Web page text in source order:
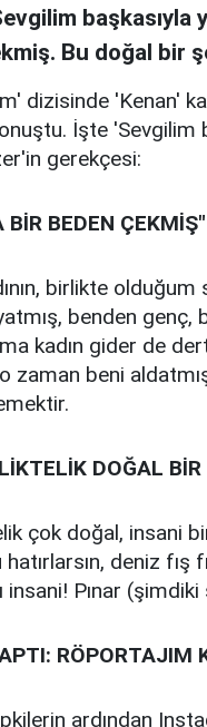
Bu doğal bir
dizisinde 'Kenan'
İşte 'Sevgilim
gerekçesi:
BEDEN ÇEKMİŞ"
birlikte
benden genç,
kadın gider de
zaman beni
DOĞAL BİR
çok doğal, insani
deniz fış
insani! Pınar
RÖPORTAJIM
ardından